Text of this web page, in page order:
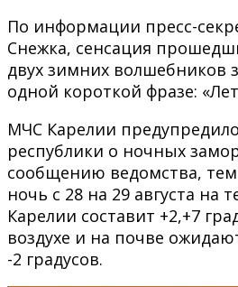
По информации пресс-
Снежка, сенсация
двух зимних волшебников
одной короткой фразе:
МЧС Карелии
республики о ночных
сообщению ведомства,
ночь с 28 на 29 августа на
Карелии составит +2,+7
воздухе и на почве
-2 градусов.